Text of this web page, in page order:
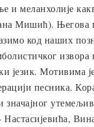
и меланхолије
Мишић). Његова
код наших
извора
језик. Мотивима
песника.